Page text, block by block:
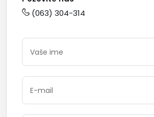
(063) 304-314